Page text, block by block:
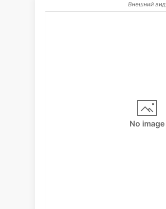
Внешний вид
No image